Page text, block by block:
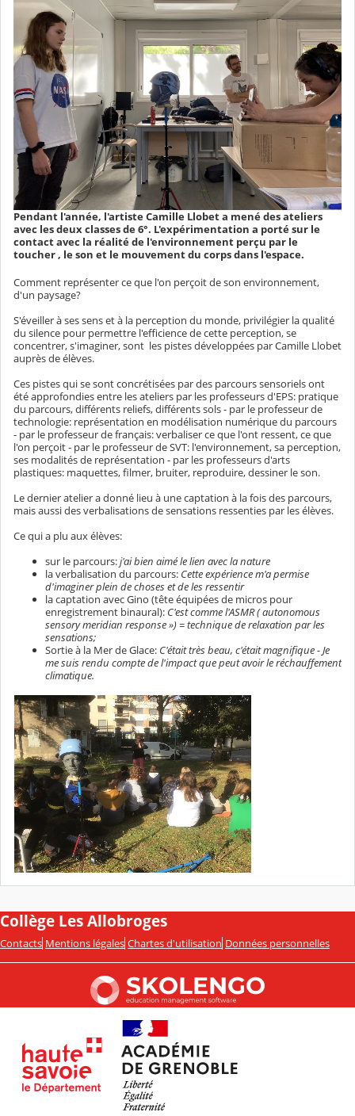
Pendant l'année, l'artiste Camille Llobet a mené des ateliers
avec les deux classes de 6°. L'expérimentation a porté sur le
contact avec la réalité de l'environnement perçu par le
toucher , le son et le mouvement du corps dans l'espace.
Comment représenter ce que l'on perçoit de son environnement,
d'un paysage?
S'éveiller à ses sens et à la perception du monde, privilégier la qualité
du silence pour permettre l'efficience de cette perception, se
concentrer, s'imaginer, sont les pistes développées par Camille Llobet
auprès de élèves.
Ces pistes qui se sont concrétisées par des parcours sensoriels ont
été approfondies entre les ateliers par les professeurs d'EPS: pratique
du parcours, différents reliefs, différents sols - par le professeur de
technologie: représentation en modélisation numérique du parcours
- par le professeur de français: verbaliser ce que l'ont ressent, ce que
l'on perçoit - par le professeur de SVT: l'environnement, sa perception,
ses modalités de représentation - par les professeurs d'arts
plastiques: maquettes, filmer, bruiter, reproduire, dessiner le son.
Le dernier atelier a donné lieu à une captation à la fois des parcours,
mais aussi des verbalisations de sensations ressenties par les élèves.
Ce qui a plu aux élèves:
sur le parcours:j'ai bien aimé le lien avec la nature
la verbalisation du parcours: Cette expérience m'a permise
d'imaginer plein de choses et de les ressentir
la captation avec Gino (tête équipées de micros pour
enregistrement binaural): C'est comme l'ASMR ( autonomous
sensory meridian response ») = technique de relaxation par les
sensations;
Sortie à la Mer de Glace: C'était très beau, c'était magnifique - Je
me suis rendu compte de l'impact que peut avoir le réchauffement
climatique.
Collège Les Allobroges
Contacts Mentions légales Chartes d'utilisation Données personnelles